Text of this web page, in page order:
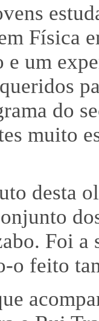
Física
e um
do
muito
desta
Foi a
o feito